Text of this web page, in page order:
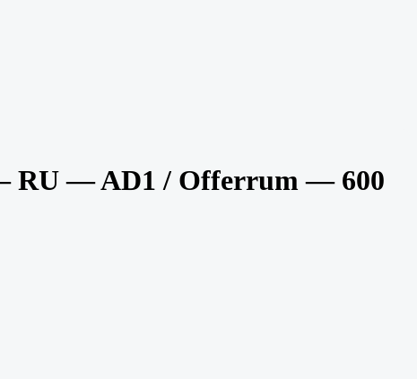
RU — AD1 / Offerrum — 600